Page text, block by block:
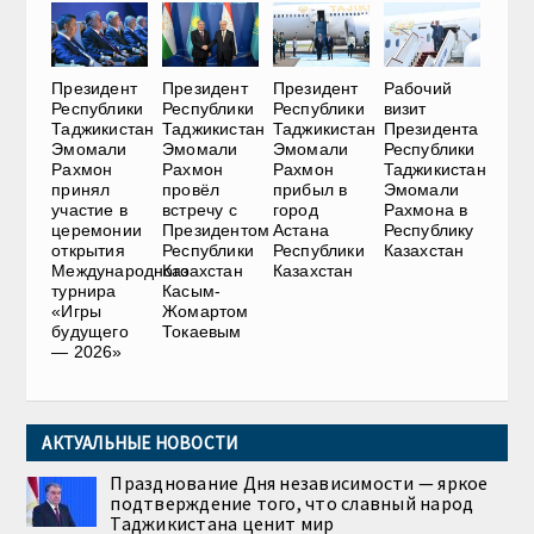
Президент
Республики
Таджикистан
Эмомали
Рахмон
принял
участие в
церемонии
открытия
Международного
турнира
«Игры
будущего
— 2026»
Президент
Республики
Таджикистан
Эмомали
Рахмон
провёл
встречу с
Президентом
Республики
Казахстан
Касым-
Жомартом
Токаевым
Президент
Республики
Таджикистан
Эмомали
Рахмон
прибыл в
город
Астана
Республики
Казахстан
Рабочий
визит
Президента
Республики
Таджикистан
Эмомали
Рахмона в
Республику
Казахстан
АКТУАЛЬНЫЕ НОВОСТИ
Празднование Дня независимости — яркое
подтверждение того, что славный народ
Таджикистана ценит мир